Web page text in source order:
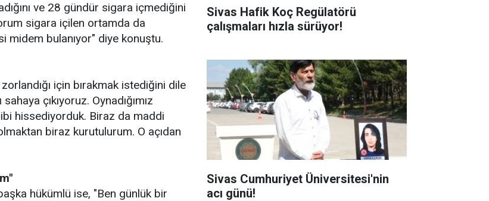
ve 28 gündür sigara içmediğini
sigara içilen ortamda da
midem bulanıyor" diye konuştu.
için bırakmak istediğini dile
çıkıyoruz. Oynadığımız
hissediyorduk. Biraz da maddi
biraz kurutulurum. O açıdan
hükümlü ise, "Ben günlük bir
Sivas Hafik Koç Regülatörü
çalışmaları hızla sürüyor!
Sivas Cumhuriyet Üniversitesi'nin
acı günü!